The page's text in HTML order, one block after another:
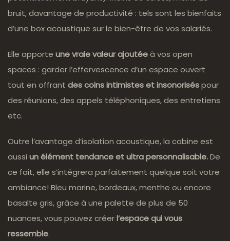
bruit, davantage de productivité : tels sont les bienfaits
d’une box acoustique sur le bien-être de vos salariés.
Elle apporte une vraie valeur ajoutéeà vos open
spaces : garder l’effervescence d’un espace ouvert
tout en offrant des coins intimistes et insonoriséspour
des réunions, des appels téléphoniques, des entretiens
etc.
Outre l’avantage d’isolation acoustique, la cabine est
aussi un élément tendance et ultra personnalisable.De
ce fait, elle s’intégrera parfaitement quelque soit votre
ambiance! Bleu marine, bordeaux, menthe ou encore
basalte gris, grâce à une palette de plus de 50
nuances, vous pouvez créerl’espace qui vous
ressemble.